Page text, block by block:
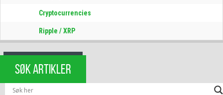
Cryptocurrencies
Ripple / XRP
SØK ARTIKLER